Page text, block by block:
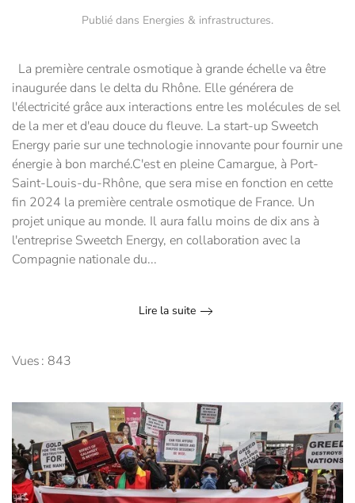
Publié dans Energies & infrastructures.
La première centrale osmotique à grande échelle va être
inaugurée dans le delta du Rhône. Elle générera de
l'électricité grâce aux interactions entre les molécules de sel
de la mer et d'eau douce du fleuve. La start-up Sweetch
Energy parie sur une technologie innovante pour fournir une
énergie à bon marché.C'est en pleine Camargue, à Port-
Saint-Louis-du-Rhône, que sera mise en fonction en cette
fin 2024 la première centrale osmotique de France. Un
projet unique au monde. Il aura fallu moins de dix ans à
l'entreprise Sweetch Energy, en collaboration avec la
Compagnie nationale du...
Lire la suite
Vues : 843